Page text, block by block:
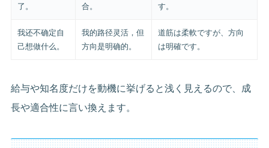
了。 合。 す。
我还不确定自
己想做什么。
我的路径灵活，但
方向是明确的。
道筋は柔軟ですが、方向
は明確です。
給与や知名度だけを動機に挙げると浅く見えるので、成
長や適合性に言い換えます。